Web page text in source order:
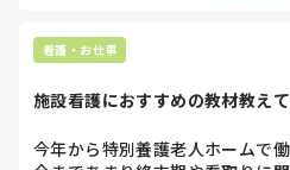
看護・お仕事
施設看護におすすめの教材教え
今年から特別養護老人ホームで